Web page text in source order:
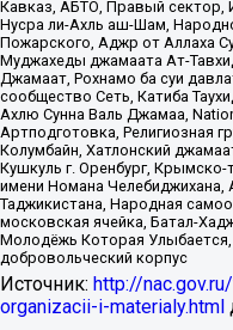
Кавказ, АБТО, Правый сектор,
Нусра ли-Ахль аш-Шам,
Пожарского, Аджр от Аллаха
Муджахеды джамаата Ат-
Джамаат, Рохнамо ба суи
сообщество Сеть, Катиба
Ахлю Сунна Валь Джамаа,
Артподготовка, Религиозная
Колумбайн, Хатлонский
Кушкуль г. Оренбург,
имени Номана Челебиджихана,
Таджикистана, Народная
московская ячейка, Батал-
Молодёжь Которая Улыбается,
добровольческий корпус
Источник: http://
organizacii-i-materialy.html